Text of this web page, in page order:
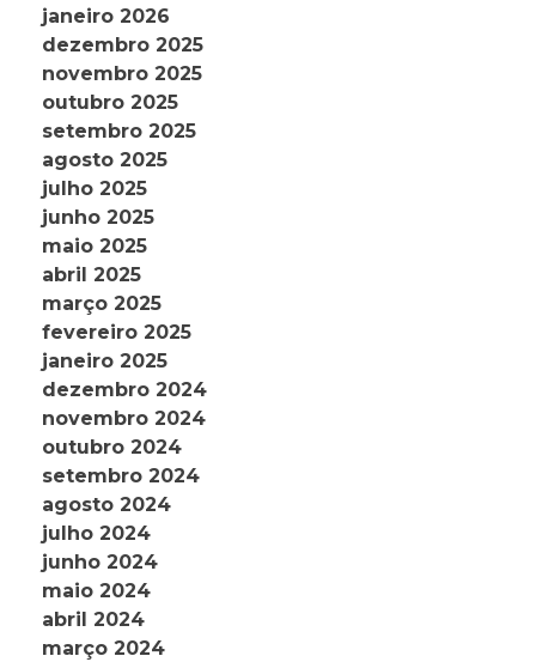
janeiro 2026
dezembro 2025
novembro 2025
outubro 2025
setembro 2025
agosto 2025
julho 2025
junho 2025
maio 2025
abril 2025
março 2025
fevereiro 2025
janeiro 2025
dezembro 2024
novembro 2024
outubro 2024
setembro 2024
agosto 2024
julho 2024
junho 2024
maio 2024
abril 2024
março 2024